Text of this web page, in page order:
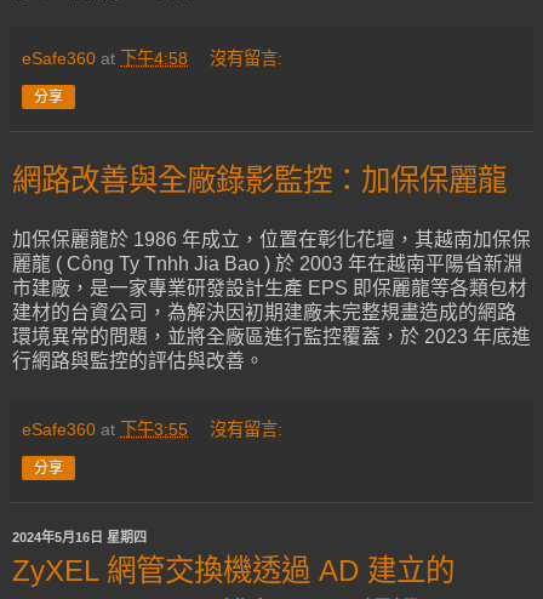
eSafe360 at 下午4:58 沒有留言:
分享
網路改善與全廠錄影監控：加保保麗龍
加保保麗龍於 1986 年成立，位置在彰化花壇，其越南加保保
麗龍 ( Công Ty Tnhh Jia Bao ) 於 2003 年在越南平陽省新淵
市建廠，是一家專業研發設計生產 EPS 即保麗龍等各類包材
建材的台資公司，為解決因初期建廠未完整規畫造成的網路
環境異常的問題，並將全廠區進行監控覆蓋，於 2023 年底進
行網路與監控的評估與改善。
eSafe360 at 下午3:55 沒有留言:
分享
2024年5月16日 星期四
ZyXEL 網管交換機透過 AD 建立的